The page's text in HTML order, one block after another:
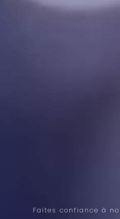
Faites confiance à